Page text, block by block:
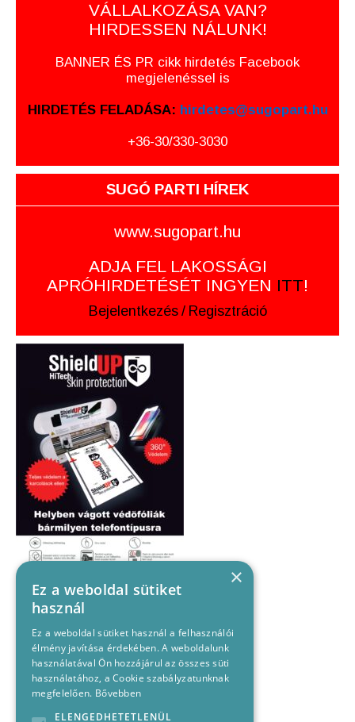
VÁLLALKOZÁSA VAN?
HIRDESSEN NÁLUNK!
BANNER ÉS PR cikk hirdetés Facebook
megjelenéssel is
HIRDETÉS FELADÁSA: hirdetes@sugopart.hu
+36-30/330-3030
SUGÓ PARTI HÍREK
www.sugopart.hu
ADJA FEL LAKOSSÁGI
APRÓHIRDETÉSÉT INGYEN ITT!
Bejelentkezés / Regisztráció
×
Ez a weboldal sütiket
használ
Ez a weboldal sütiket használ a felhasználói
élmény javítása érdekében. A weboldalunk
használatával Ön hozzájárul az összes süti
használatához, a Cookie szabályzatunknak
megfelelően. Bővebben
ELENGEDHETETLENÜL